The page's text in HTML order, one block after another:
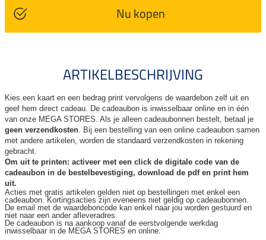
Nu kopen
ARTIKELBESCHRIJVING
Kies een kaart en een bedrag print vervolgens de waardebon zelf uit en
geef hem direct cadeau. De cadeaubon is inwisselbaar online en in één
van onze MEGA STORES. Als je alleen cadeaubonnen bestelt, betaal je
geen verzendkosten. Bij een bestelling van een online cadeaubon samen
met andere artikelen, worden de standaard verzendkosten in rekening
gebracht.
Om uit te printen: activeer met een click de digitale code van de
cadeaubon in de bestelbevestiging, download de pdf en print hem
uit.
Acties met gratis artikelen gelden niet op bestellingen met enkel een
cadeaubon. Kortingsacties zijn eveneens niet geldig op cadeaubonnen.
De email met de waardeboncode kan enkel naar jou worden gestuurd en
niet naar een ander afleveradres.
De cadeaubon is na aankoop vanaf de eerstvolgende werkdag
inwisselbaar in de MEGA STORES en online.